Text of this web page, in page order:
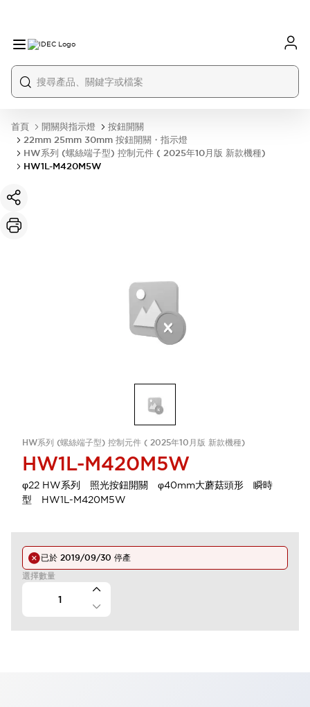
首頁 開關與指示燈
按鈕開關
22mm 25mm 30mm 按鈕開關・指示燈
HW系列 (螺絲端子型) 控制元件 ( 2025年10月版 新款機種)
HW1L-M420M5W
HW系列 (螺絲端子型) 控制元件 ( 2025年10月版 新款機種)
HW1L-M420M5W
φ22 HW系列 照光按鈕開關 φ40mm大蘑菇頭形 瞬時
型 HW1L-M420M5W
已於 2019/09/30 停產
選擇數量